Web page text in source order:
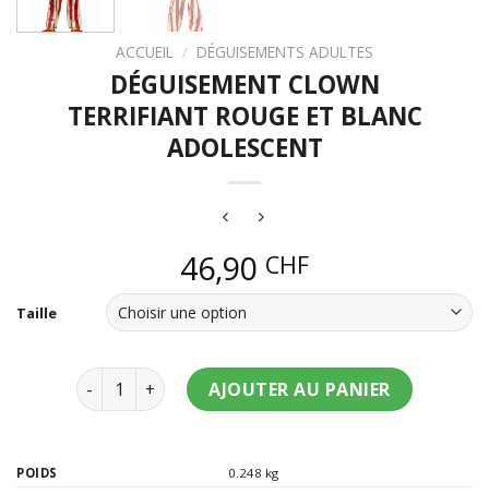
ACCUEIL / DÉGUISEMENTS ADULTES
DÉGUISEMENT CLOWN
TERRIFIANT ROUGE ET BLANC
ADOLESCENT
46,90 CHF
Taille
quantité de Déguisement clown terrifiant rouge et
AJOUTER AU PANIER
POIDS
0.248 kg